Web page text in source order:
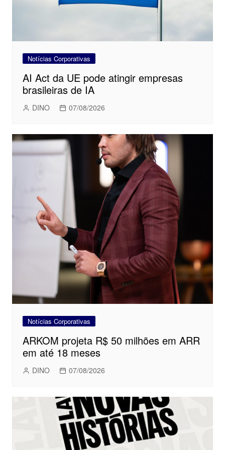
Notícias Corporativas
AI Act da UE pode atingir empresas
brasileiras de IA
DINO 07/08/2026
Notícias Corporativas
ARKOM projeta R$ 50 milhões em ARR
em até 18 meses
DINO 07/08/2026